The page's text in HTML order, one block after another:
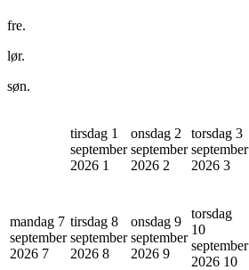
fre.
lør.
søn.
tirsdag 1
september
2026 1
onsdag 2
september
2026 2
torsdag 3
september
2026 3
mandag 7
september
2026 7
tirsdag 8
september
2026 8
onsdag 9
september
2026 9
torsdag
10
september
2026 10